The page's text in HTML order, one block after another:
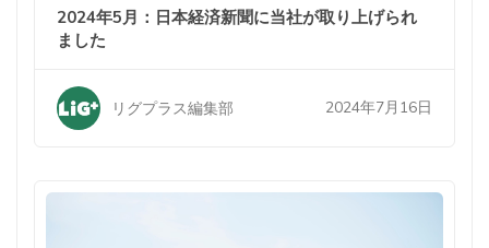
2024年5月：日本経済新聞に当社が取り上げられ
ました
リグプラス編集部 2024年7月16日